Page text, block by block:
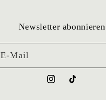
Newsletter abonnieren
E-Mail
InstagramTikTok